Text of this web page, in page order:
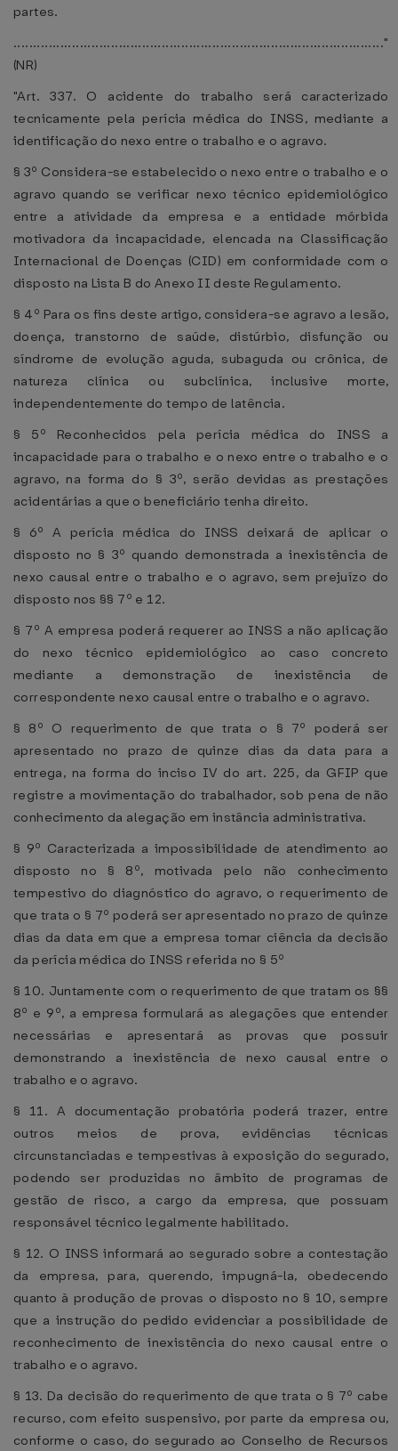
partes.
..............................................................................................."
(NR)
"Art. 337. O acidente do trabalho será caracterizado
tecnicamente pela perícia médica do INSS, mediante a
identificação do nexo entre o trabalho e o agravo.
§ 3º Considera-se estabelecido o nexo entre o trabalho e o
agravo quando se verificar nexo técnico epidemiológico
entre a atividade da empresa e a entidade mórbida
motivadora da incapacidade, elencada na Classificação
Internacional de Doenças (CID) em conformidade com o
disposto na Lista B do Anexo II deste Regulamento.
§ 4º Para os fins deste artigo, considera-se agravo a lesão,
doença, transtorno de saúde, distúrbio, disfunção ou
síndrome de evolução aguda, subaguda ou crônica, de
natureza clínica ou subclínica, inclusive morte,
independentemente do tempo de latência.
§ 5º Reconhecidos pela perícia médica do INSS a
incapacidade para o trabalho e o nexo entre o trabalho e o
agravo, na forma do § 3º, serão devidas as prestações
acidentárias a que o beneficiário tenha direito.
§ 6º A perícia médica do INSS deixará de aplicar o
disposto no § 3º quando demonstrada a inexistência de
nexo causal entre o trabalho e o agravo, sem prejuízo do
disposto nos §§ 7º e 12.
§ 7º A empresa poderá requerer ao INSS a não aplicação
do nexo técnico epidemiológico ao caso concreto
mediante a demonstração de inexistência de
correspondente nexo causal entre o trabalho e o agravo.
§ 8º O requerimento de que trata o § 7º poderá ser
apresentado no prazo de quinze dias da data para a
entrega, na forma do inciso IV do art. 225, da GFIP que
registre a movimentação do trabalhador, sob pena de não
conhecimento da alegação em instância administrativa.
§ 9º Caracterizada a impossibilidade de atendimento ao
disposto no § 8º, motivada pelo não conhecimento
tempestivo do diagnóstico do agravo, o requerimento de
que trata o § 7º poderá ser apresentado no prazo de quinze
dias da data em que a empresa tomar ciência da decisão
da perícia médica do INSS referida no § 5º
§ 10. Juntamente com o requerimento de que tratam os §§
8º e 9º, a empresa formulará as alegações que entender
necessárias e apresentará as provas que possuir
demonstrando a inexistência de nexo causal entre o
trabalho e o agravo.
§ 11. A documentação probatória poderá trazer, entre
outros meios de prova, evidências técnicas
circunstanciadas e tempestivas à exposição do segurado,
podendo ser produzidas no âmbito de programas de
gestão de risco, a cargo da empresa, que possuam
responsável técnico legalmente habilitado.
§ 12. O INSS informará ao segurado sobre a contestação
da empresa, para, querendo, impugná-la, obedecendo
quanto à produção de provas o disposto no § 10, sempre
que a instrução do pedido evidenciar a possibilidade de
reconhecimento de inexistência do nexo causal entre o
trabalho e o agravo.
§ 13. Da decisão do requerimento de que trata o § 7º cabe
recurso, com efeito suspensivo, por parte da empresa ou,
conforme o caso, do segurado ao Conselho de Recursos